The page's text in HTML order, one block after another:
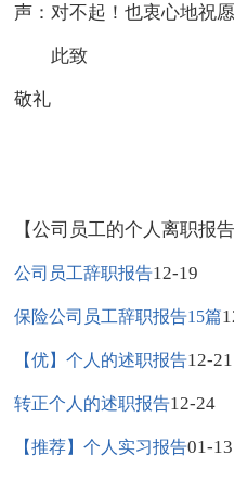
声：对不起！也衷心地祝
此致
敬礼
【公司员工的个人离职报
公司员工辞职报告12-19
保险公司员工辞职报告15篇
【优】个人的述职报告12-21
转正个人的述职报告12-24
【推荐】个人实习报告01-13